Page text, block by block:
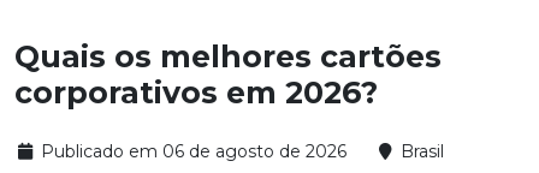
Quais os melhores cartões
corporativos em 2026?
Publicado em 06 de agosto de 2026 Brasil